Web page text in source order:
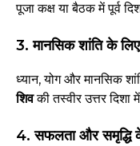
पूजा कक्ष या बैठक में पूर्व
3. मानसिक शांति के
ध्यान, योग और मानसिक
शिवकी तस्वीर उत्तर
4. सफलता और समृद्धि